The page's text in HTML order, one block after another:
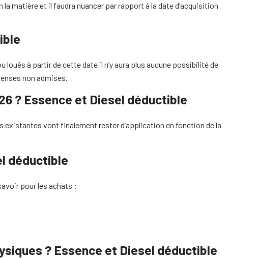
matière et il faudra nuancer par rapport à la date d’acquisition
à partir de cette date il n’y aura plus aucune possibilité de
non admises.
? Essence et Diesel déductible
existantes vont finalement rester d’application en fonction de la
déductible
pour les achats :
? Essence et Diesel déductible